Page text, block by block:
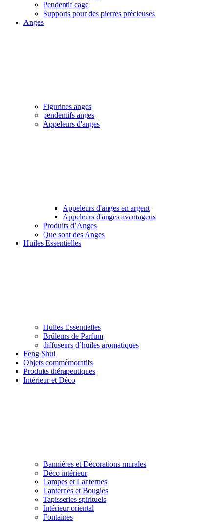
Pendentif cage
Supports pour des pierres précieuses
Anges
Figurines anges
pendentifs anges
Appeleurs d'anges
Appeleurs d'anges en argent
Appeleurs d'anges avantageux
Produits d’Anges
Que sont des Anges
Huiles Essentielles
Huiles Essentielles
Brûleurs de Parfum
diffuseurs d`huiles aromatiques
Feng Shui
Objets commémoratifs
Produits thérapeutiques
Intérieur et Déco
Bannières et Décorations murales
Déco intérieur
Lampes et Lanternes
Lanternes et Bougies
Tapisseries spirituels
Intérieur oriental
Fontaines